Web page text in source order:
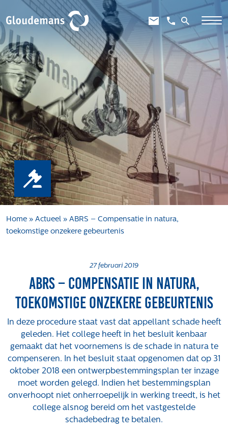
Expertises
Gebiedsontwikkeling
Gebiedseconomie
Grondstrategie en -verwerving
Taxaties overheid
Taxaties zakelijk
Schadevergoedingsrecht
Rentmeesterij
Transities
Projecten
Tender-light Amundsenstraat Valkenswaard
Concurrentiegerichte dialoog en tenderstrategie
Hoge Woerd in Ewijk
Pachtbeleid gemeente Valkenswaard: duurzame
pacht als instrument voor landbouw- en
watertransitie
Strategisch grondbeleid als motor voor
woningbouwversnelling Gemeente Vught
Over ons
Maatschappelijk
Home » Actueel » ABRS – Compensatie in natura,
toekomstige onzekere gebeurtenis
27 februari 2019
ABRS – Compensatie in natura,
toekomstige onzekere gebeurtenis
In deze procedure staat vast dat appellant schade heeft
geleden. Het college heeft in het besluit kenbaar
gemaakt dat het voornemens is de schade in natura te
compenseren. In het besluit staat opgenomen dat op 31
oktober 2018 een ontwerpbestemmingsplan ter inzage
moet worden gelegd. Indien het bestemmingsplan
onverhoopt niet onherroepelijk in werking treedt, is het
college alsnog bereid om het vastgestelde
schadebedrag te betalen.